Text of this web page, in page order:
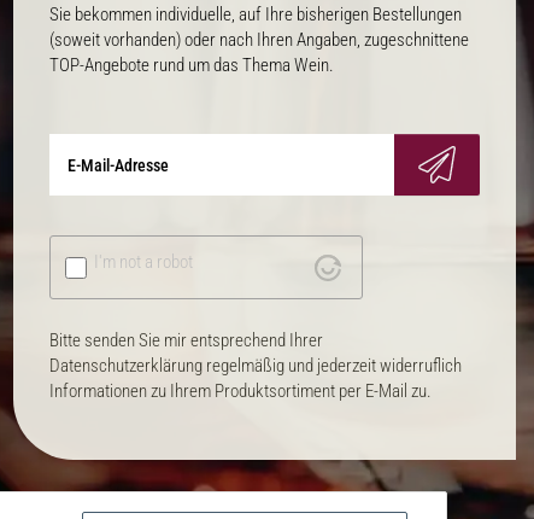
Sie bekommen individuelle, auf Ihre bisherigen Bestellungen
(soweit vorhanden) oder nach Ihren Angaben, zugeschnittene
TOP-Angebote rund um das Thema Wein.
I'm not a robot
Bitte senden Sie mir entsprechend Ihrer
Datenschutzerklärung regelmäßig und jederzeit widerruflich
Informationen zu Ihrem Produktsortiment per E-Mail zu.